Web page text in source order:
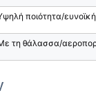
ποιότητα/
τη θάλασσα/